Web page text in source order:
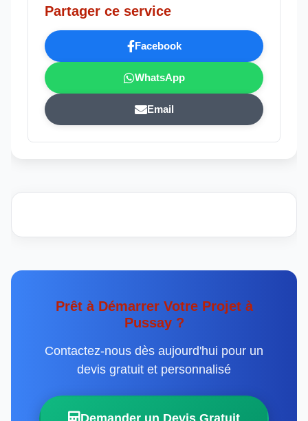
Partager ce service
Facebook
WhatsApp
Email
Prêt à Démarrer Votre Projet à
Pussay ?
Contactez-nous dès aujourd'hui pour un
devis gratuit et personnalisé
Demander un Devis Gratuit